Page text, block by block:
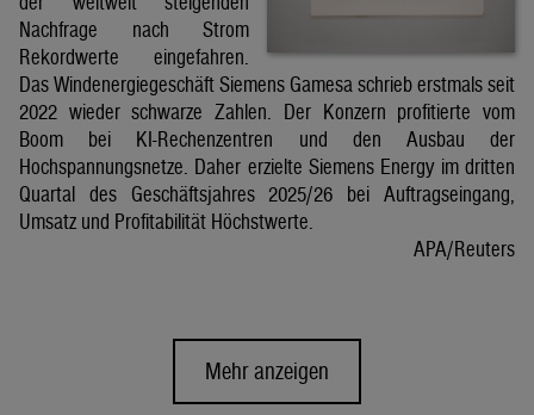
Nachfrage nach Strom
Rekordwerte eingefahren.
Das Windenergiegeschäft Siemens Gamesa schrieb erstmals seit
2022 wieder schwarze Zahlen. Der Konzern profitierte vom
Boom bei KI-Rechenzentren und den Ausbau der
Hochspannungsnetze. Daher erzielte Siemens Energy im dritten
Quartal des Geschäftsjahres 2025/26 bei Auftragseingang,
Umsatz und Profitabilität Höchstwerte.
APA/Reuters
Mehr anzeigen